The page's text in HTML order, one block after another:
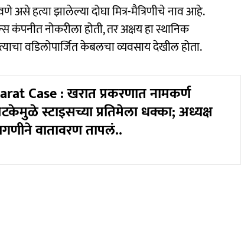
हत्या झालेल्या दोघा मित्र-मैत्रिणीचे नाव आहे.
कंपनीत नोकरीला होती, तर अक्षय हा स्थानिक
वडिलोपार्जित केबलचा व्यवसाय देखील होता.
Case : खरात प्रकरणात नामकर्ण
स्टाइसच्या प्रतिमेला धक्का; अध्यक्ष
वातावरण तापलं..